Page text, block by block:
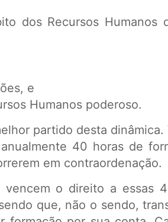
dos Recursos
e
Humanos poderoso.
partido desta dinâmica.
40 horas de
em contraordenação.
o direito a essas
que, não o sendo,